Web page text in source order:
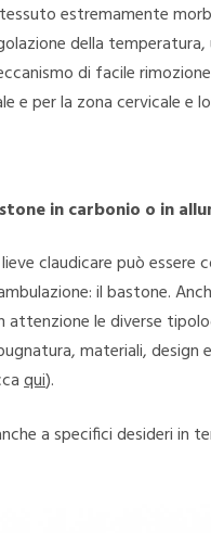
estremamente
della
di facile
e per la zona cervicale e
in carbonio o in
claudicare può essere
il bastone.
attenzione le diverse
materiali, design
qui).
a specifici desideri in